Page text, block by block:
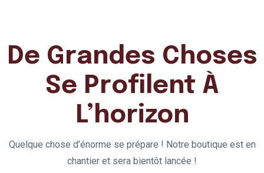
De Grandes Choses
Se Profilent À
L’horizon
Quelque chose d’énorme se prépare ! Notre boutique est en
chantier et sera bientôt lancée !